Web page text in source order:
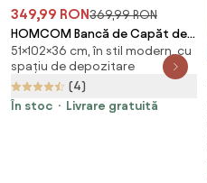
349,99 RON369,99 RON
HOMCOM Bancă de Capăt de
Pat cu Cotiere Rulate, Bancă
Căptușită pentru Dormitor,
102x36x51 cm, Negru | Aosom
Romania
51×102×36 cm, în stil modern, cu
spațiu de depozitare
(4)
În stoc
Livrare gratuită